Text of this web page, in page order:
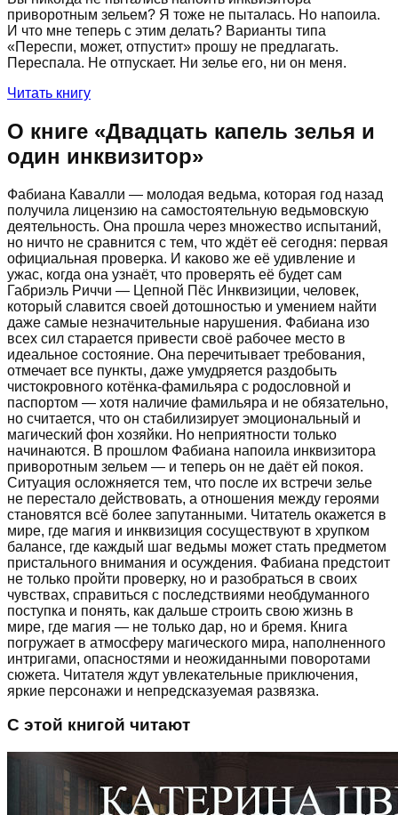
приворотным зельем? Я тоже не пыталась. Но напоила.
И что мне теперь с этим делать? Варианты типа
«Переспи, может, отпустит» прошу не предлагать.
Переспала. Не отпускает. Ни зелье его, ни он меня.
Читать книгу
О книге «Двадцать капель зелья и
один инквизитор»
Фабиана Кавалли — молодая ведьма, которая год назад
получила лицензию на самостоятельную ведьмовскую
деятельность. Она прошла через множество испытаний,
но ничто не сравнится с тем, что ждёт её сегодня: первая
официальная проверка. И каково же её удивление и
ужас, когда она узнаёт, что проверять её будет сам
Габриэль Риччи — Цепной Пёс Инквизиции, человек,
который славится своей дотошностью и умением найти
даже самые незначительные нарушения. Фабиана изо
всех сил старается привести своё рабочее место в
идеальное состояние. Она перечитывает требования,
отмечает все пункты, даже умудряется раздобыть
чистокровного котёнка-фамильяра с родословной и
паспортом — хотя наличие фамильяра и не обязательно,
но считается, что он стабилизирует эмоциональный и
магический фон хозяйки. Но неприятности только
начинаются. В прошлом Фабиана напоила инквизитора
приворотным зельем — и теперь он не даёт ей покоя.
Ситуация осложняется тем, что после их встречи зелье
не перестало действовать, а отношения между героями
становятся всё более запутанными. Читатель окажется в
мире, где магия и инквизиция сосуществуют в хрупком
балансе, где каждый шаг ведьмы может стать предметом
пристального внимания и осуждения. Фабиана предстоит
не только пройти проверку, но и разобраться в своих
чувствах, справиться с последствиями необдуманного
поступка и понять, как дальше строить свою жизнь в
мире, где магия — не только дар, но и бремя. Книга
погружает в атмосферу магического мира, наполненного
интригами, опасностями и неожиданными поворотами
сюжета. Читателя ждут увлекательные приключения,
яркие персонажи и непредсказуемая развязка.
С этой книгой читают